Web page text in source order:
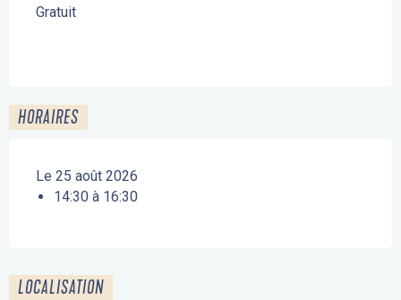
Gratuit
HORAIRES
Le 25 août 2026
14:30 à 16:30
LOCALISATION